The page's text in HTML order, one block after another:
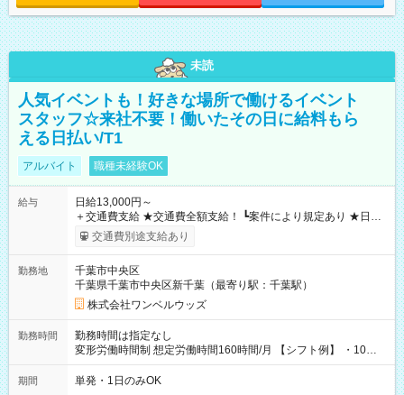
未読
人気イベントも！好きな場所で働けるイベント
スタッフ☆来社不要！働いたその日に給料もら
える日払い/T1
アルバイト 職種未経験OK
給与
日給13,000円～
＋交通費支給 ★交通費全額支給！ ┗案件により規定あり ★日払
いOK！（規定あり） ┗働いたその日に現金GET♪ お仕事後はコ
ンビニATMから 日払い分を引き落とせます！ 【試用期間】試
交通費別途支給あり
勤務地
千葉市中央区
千葉県千葉市中央区新千葉（最寄り駅：千葉駅）
株式会社ワンベルウッズ
勤務時間
勤務時間は指定なし
変形労働時間制 想定労働時間160時間/月 【シフト例】 ・10：
00～20：00
期間 単発・1日のみOK